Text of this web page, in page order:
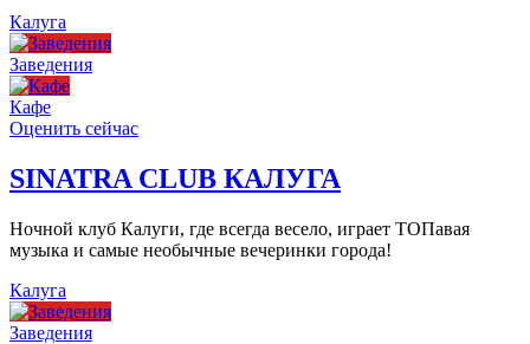
Калуга
Заведения
Кафе
Оценить сейчас
SINATRA CLUB КАЛУГА
Ночной клуб Калуги, где всегда весело, играет ТОПавая
музыка и самые необычные вечеринки города!
Калуга
Заведения